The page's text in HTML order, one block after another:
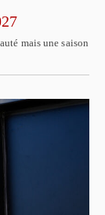
mais une saison